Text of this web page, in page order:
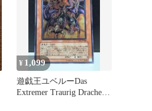
¥ 1,099
遊戯王ユベルーDas
Extremer Traurig Drachen